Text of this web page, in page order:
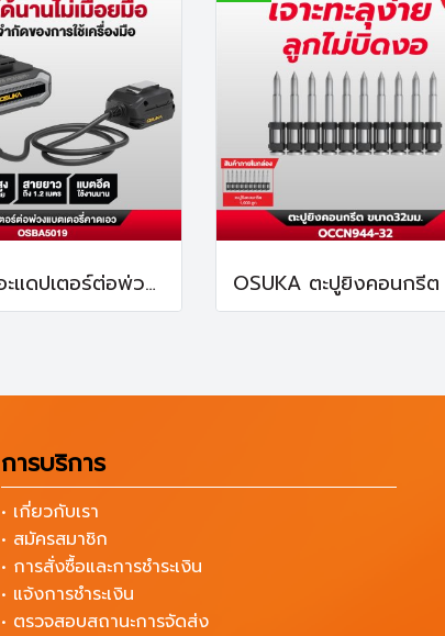
OSUKA อะแดปเตอร์ต่อพ่วงแบตเตอรี่คาดเอว ยาว 1.2 เมตร OSBA5019
การบริการ
• เกี่ยวกับเรา
• สมัครสมาชิก
• การสั่งซื้อและการชำระเงิน
• แจ้งการชำระเงิน
• ตรวจสอบสถานะการจัดส่ง